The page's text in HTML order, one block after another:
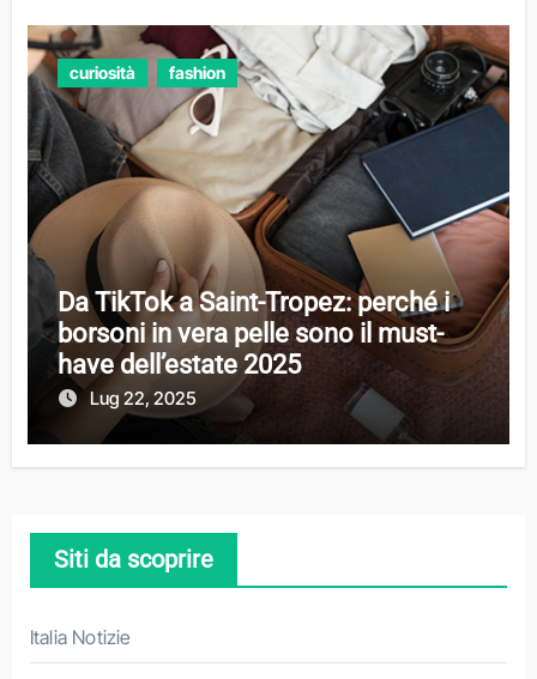
curiosità fashion
Da TikTok a Saint-Tropez: perché i
borsoni in vera pelle sono il must-
have dell’estate 2025
Lug 22, 2025
Siti da scoprire
Italia Notizie